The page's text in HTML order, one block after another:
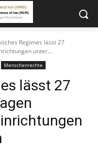
Regimes lässt 27
unter...
Menschenrechte
lässt 27